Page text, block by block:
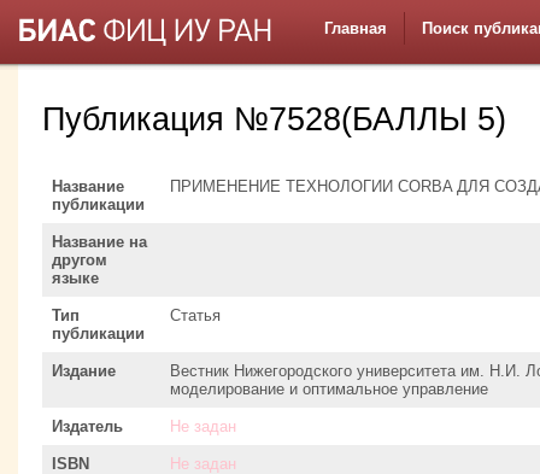
Главная Поиск
Публикация №7528(БАЛЛЫ 5)
Название
публикации
ПРИМЕНЕНИЕ ТЕХНОЛОГИИ CORBA ДЛЯ
Название на
другом
языке
Тип
публикации
Статья
Издание
Вестник Нижегородского университета им. Н.И.
моделирование и оптимальное управление
Издатель Не задан
ISBN Не задан